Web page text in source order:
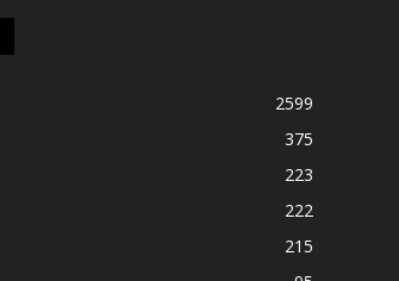
2599
375
223
222
215